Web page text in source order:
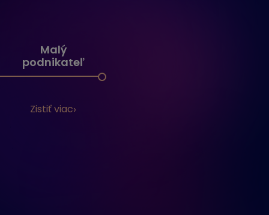
Malý
podnikateľ
Zistiť viac